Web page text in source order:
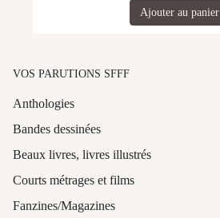
Ajouter au panier
VOS PARUTIONS SFFF
Anthologies
Bandes dessinées
Beaux livres, livres illustrés
Courts métrages et films
Fanzines/Magazines